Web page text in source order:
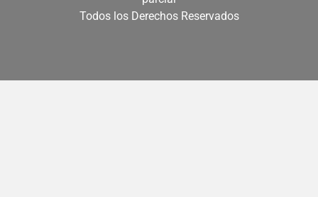
Todos los Derechos Reservados